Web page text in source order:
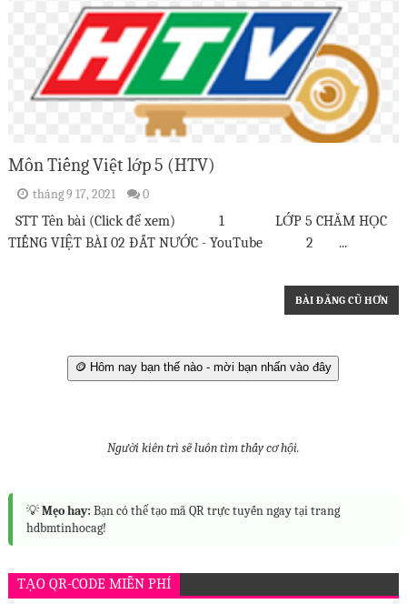
Môn Tiếng Việt lớp 5 (HTV)
tháng 9 17, 2021 0
STT Tên bài (Click để xem) 1 LỚP 5 CHĂM HỌC
TIẾNG VIỆT BÀI 02 ĐẤT NƯỚC - YouTube 2 ...
BÀI ĐĂNG CŨ HƠN
🪙 Hôm nay bạn thế nào - mời bạn nhấn vào đây
Người kiên trì sẽ luôn tìm thấy cơ hội.
💡Mẹo hay: Bạn có thể tạo mã QR trực tuyến ngay tại trang
hdbmtinhocag!
TẠO QR-CODE MIỄN PHÍ